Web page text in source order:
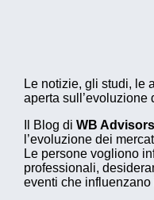
Le notizie, gli studi, le
aperta sull’evoluzione
Il Blog di WB Advisors
l’evoluzione dei
Le persone vogliono
professionali,
eventi che influenzano